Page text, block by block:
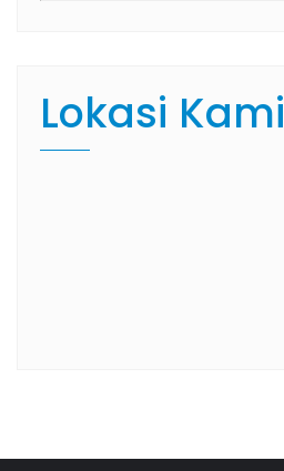
Lokasi Kami